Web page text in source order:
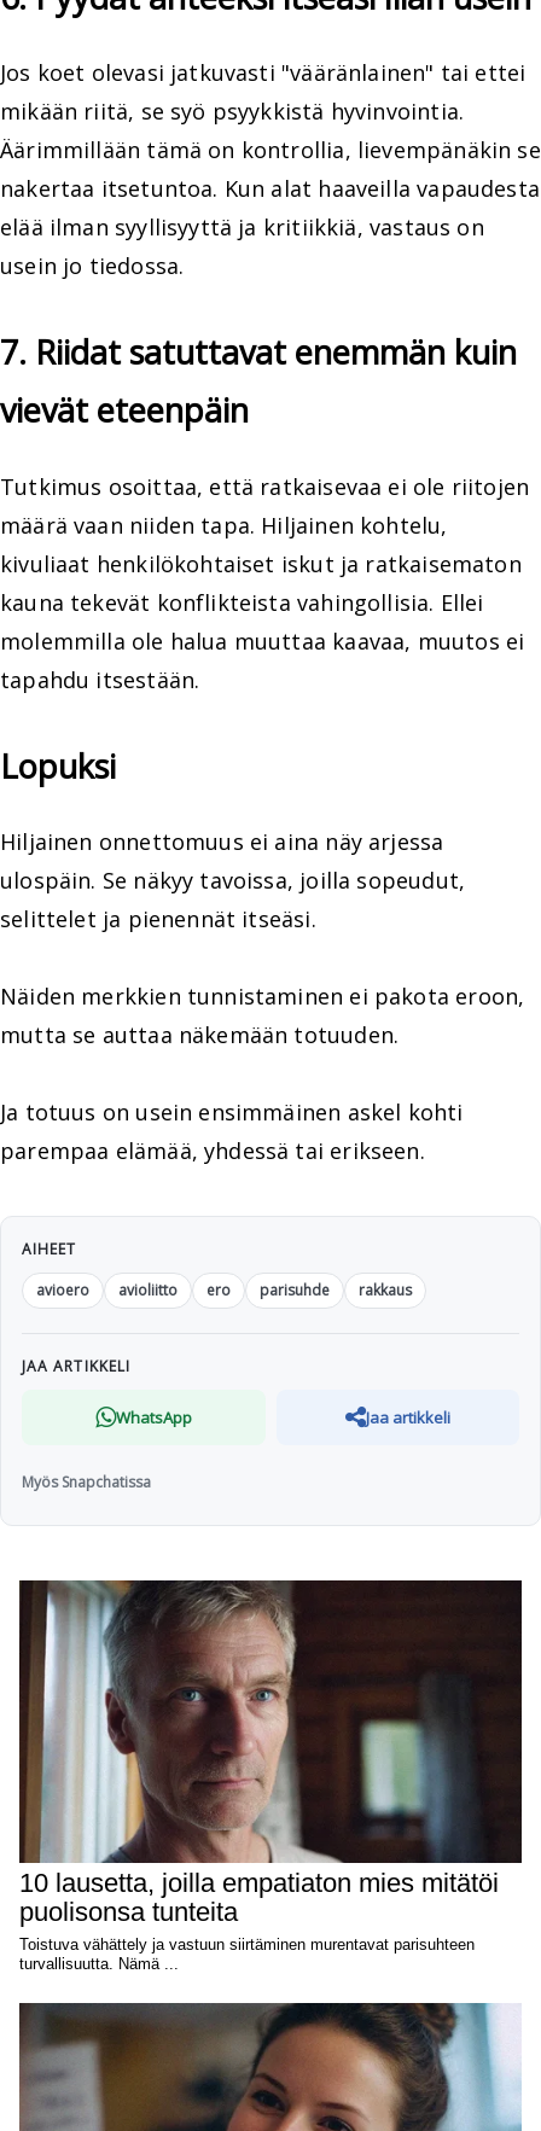
Jos koet olevasi jatkuvasti "vääränlainen" tai ettei
mikään riitä, se syö psyykkistä hyvinvointia.
Äärimmillään tämä on kontrollia, lievempänäkin se
nakertaa itsetuntoa. Kun alat haaveilla vapaudesta
elää ilman syyllisyyttä ja kritiikkiä, vastaus on
usein jo tiedossa.
7. Riidat satuttavat enemmän kuin
vievät eteenpäin
Tutkimus osoittaa, että ratkaisevaa ei ole riitojen
määrä vaan niiden tapa. Hiljainen kohtelu,
kivuliaat henkilökohtaiset iskut ja ratkaisematon
kauna tekevät konflikteista vahingollisia. Ellei
molemmilla ole halua muuttaa kaavaa, muutos ei
tapahdu itsestään.
Lopuksi
Hiljainen onnettomuus ei aina näy arjessa
ulospäin. Se näkyy tavoissa, joilla sopeudut,
selittelet ja pienennät itseäsi.
Näiden merkkien tunnistaminen ei pakota eroon,
mutta se auttaa näkemään totuuden.
Ja totuus on usein ensimmäinen askel kohti
parempaa elämää, yhdessä tai erikseen.
AIHEET
avioero
avioliitto ero parisuhde rakkaus
JAA ARTIKKELI
WhatsApp Jaa artikkeli
Myös Snapchatissa